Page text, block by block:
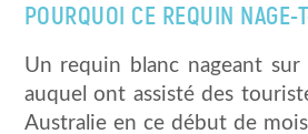
POURQUOI CE REQUIN NAGE-
Un requin blanc nageant sur
auquel ont assisté des
Australie en ce début de